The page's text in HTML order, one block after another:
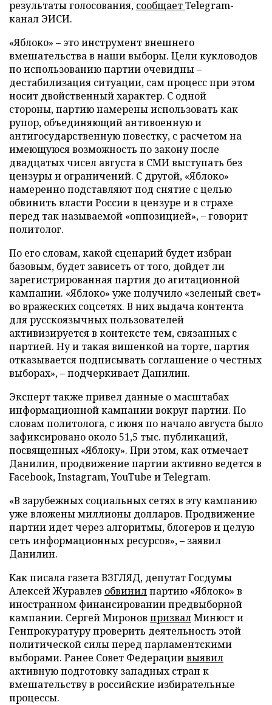
результаты голосования, сообщаетTelegram-
канал ЭИСИ.
«Яблоко» – это инструмент внешнего
вмешательства в наши выборы. Цели кукловодов
по использованию партии очевидны –
дестабилизация ситуации, сам процесс при этом
носит двойственный характер. С одной
стороны, партию намерены использовать как
рупор, объединяющий антивоенную и
антигосударственную повестку, с расчетом на
имеющуюся возможность по закону после
двадцатых чисел августа в СМИ выступать без
цензуры и ограничений. С другой, «Яблоко»
намеренно подставляют под снятие с целью
обвинить власти России в цензуре и в страхе
перед так называемой «оппозицией», – говорит
политолог.
По его словам, какой сценарий будет избран
базовым, будет зависеть от того, дойдет ли
зарегистрированная партия до агитационной
кампании. «Яблоко» уже получило «зеленый свет»
во вражеских соцсетях. В них выдача контента
для русскоязычных пользователей
активизируется в контексте тем, связанных с
партией. Ну и такая вишенкой на торте, партия
отказывается подписывать соглашение о честных
выборах», – подчеркивает Данилин.
Эксперт также привел данные о масштабах
информационной кампании вокруг партии. По
словам политолога, с июня по начало августа было
зафиксировано около 51,5 тыс. публикаций,
посвященных «Яблоку». При этом, как отмечает
Данилин, продвижение партии активно ведется в
Facebook, Instagram, YouTube и Telegram.
«В зарубежных социальных сетях в эту кампанию
уже вложены миллионы долларов. Продвижение
партии идет через алгоритмы, блогеров и целую
сеть информационных ресурсов», – заявил
Данилин.
Как писала газета ВЗГЛЯД, депутат Госдумы
Алексей Журавлев обвинилпартию «Яблоко» в
иностранном финансировании предвыборной
кампании. Сергей Миронов призвалМинюст и
Генпрокуратуру проверить деятельность этой
политической силы перед парламентскими
выборами. Ранее Совет Федерациивыявил
активную подготовку западных стран к
вмешательству в российские избирательные
процессы.